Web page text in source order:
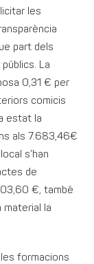
les
part dels
La
0,31 € per
comicis
estat la
als 7.683,46€
s’han
de
€, també
material la
formacions